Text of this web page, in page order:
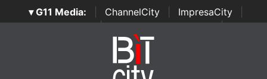
▾ G11 Media: ChannelCity ImpresaCity
SecurityOpenLab | Italian Channel Awards | Italian
Italian Security Awards